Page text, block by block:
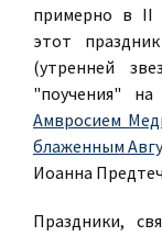
примерно в II
этот
(утренней
"поучения"
Амвросием
блаженным
Иоанна
Праздники,